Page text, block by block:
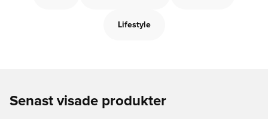
Lifestyle
Senast visade produkter